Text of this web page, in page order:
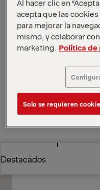
está disponible en
8,6 m. La C60F
Epslink, así como
*Según la variante y
Abrir diagramas
Solicitar presupuesto
Solicitar presupuesto
Encontrar socio
Encontrar socio
Destacados
Diagramas
Al hacer clic en
acepta que las
para mejorar la
mismo, y colaborar
marketing. Política
Solo se requieren